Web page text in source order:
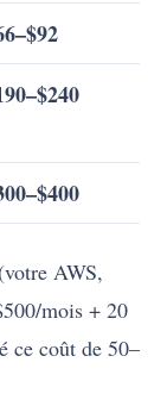
AWS,
mois + 20
ce coût de 50–